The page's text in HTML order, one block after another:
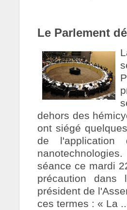
Le Parlement
dehors des
ont siégé
de
séance ce mardi
précaution
président de
ces termes : « La